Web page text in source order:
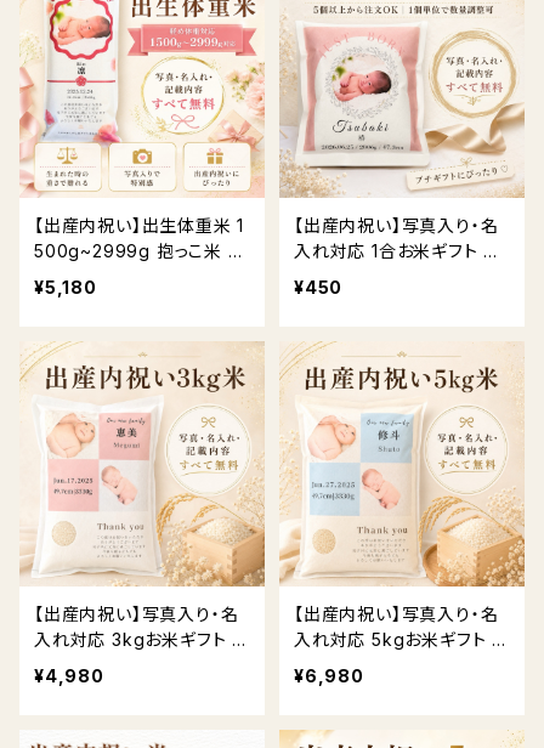
【出産内祝い】出生体重米 1
500g~2999g 抱っこ米 体
重米｜写真入り・名入れ対
応 送料無料
¥5,180
【出産内祝い】写真入り・名
入れ対応 1合お米ギフト 送
料無料
¥450
【出産内祝い】写真入り・名
入れ対応 3kgお米ギフト 送
料無料
¥4,980
【出産内祝い】写真入り・名
入れ対応 5kgお米ギフト 送
料無料
¥6,980